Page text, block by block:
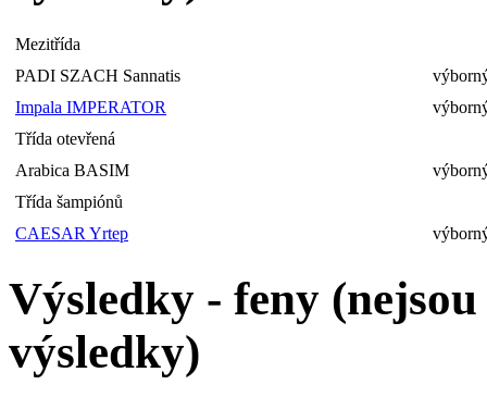
Mezitřída
PADI SZACH Sannatis
Impala IMPERATOR
Třída otevřená
Arabica BASIM
Třída šampiónů
CAESAR Yrtep
Výsledky - feny
výsledky)